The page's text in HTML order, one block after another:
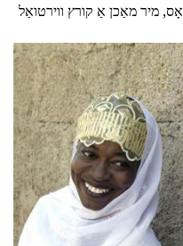
מיר מאַכן אַ קורץ ווירטואַל